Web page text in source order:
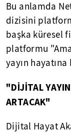
Bu anlamda
dizisini
başka küresel
platformu
yayın
"DİJİTAL
ARTACAK"
Dijital Hayat